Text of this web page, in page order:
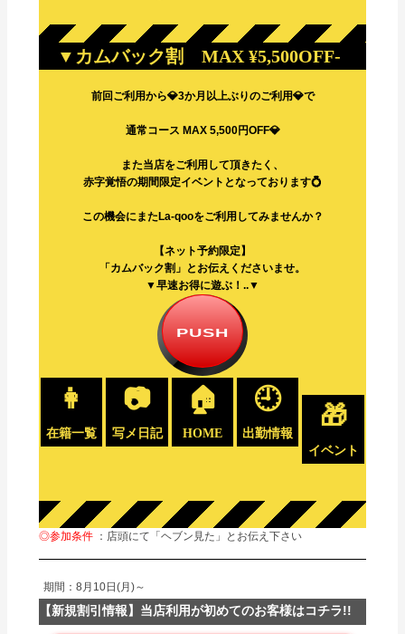
▼カムバック割 MAX ¥5,500OFF-
前回ご利用から💎3か月以上ぶりのご利用💎で
通常コース MAX 5,500円OFF💎
また当店をご利用して頂きたく、
赤字覚悟の期間限定イベントとなっております💍
この機会にまたLa-qooをご利用してみませんか？
【ネット予約限定】
「カムバック割」とお伝えくださいませ。
▼早速お得に遊ぶ！..▼
PUSH
👩
在籍一覧
📷
写メ日記
🏠
HOME
🕘
出勤情報
🎁
イベント
◎参加条件 ：店頭にて「ヘブン見た」とお伝え下さい
期間：8月10日(月)～
【新規割引情報】当店利用が初めてのお客様はコチラ!!